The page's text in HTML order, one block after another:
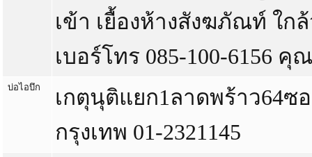
เข้า เยื้องห้างสังฆภัณท์ ใก
เบอร์โทร 085-100-6156 คุ
บ่อไอบึก
เกตุนุติแยก1ลาดพร้าว64ซ
กรุงเทพ 01-2321145